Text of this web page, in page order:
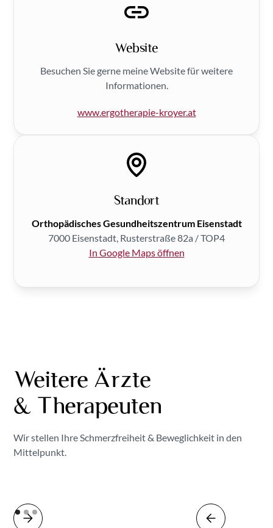
Website
Besuchen Sie gerne meine Website für weitere
Informationen.
www.ergotherapie-kroyer.at
Standort
Orthopädisches Gesundheitszentrum Eisenstadt
7000 Eisenstadt, Rusterstraße 82a / TOP4
In Google Maps öffnen
Weitere Ärzte
& Therapeuten
Wir stellen Ihre Schmerzfreiheit & Beweglichkeit in den
Mittelpunkt.